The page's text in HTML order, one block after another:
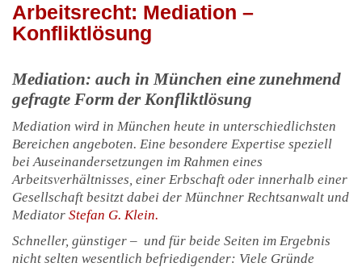
KONFLIKTLÖSUNG▾
Arbeitsrecht: Mediation –
Konfliktlösung
Mediation: auch in München eine zunehmend
gefragte Form der Konfliktlösung
Mediation wird in München heute in unterschiedlichsten
Bereichen angeboten. Eine besondere Expertise speziell
bei Auseinandersetzungen im Rahmen eines
Arbeitsverhältnisses, einer Erbschaft oder innerhalb einer
Gesellschaft besitzt dabei der Münchner Rechtsanwalt und
Mediator Stefan G. Klein.
Schneller, günstiger – und für beide Seiten im Ergebnis
nicht selten wesentlich befriedigender: Viele Gründe